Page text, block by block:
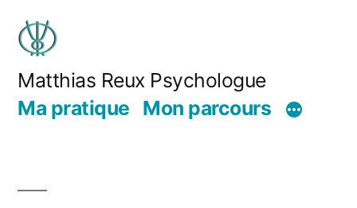
Matthias Reux Psychologue
Ma pratique Mon parcours